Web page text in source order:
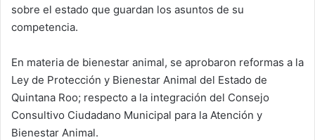
sobre el estado que guardan los asuntos de su
competencia.
En materia de bienestar animal, se aprobaron reformas a la
Ley de Protección y Bienestar Animal del Estado de
Quintana Roo; respecto a la integración del Consejo
Consultivo Ciudadano Municipal para la Atención y
Bienestar Animal.